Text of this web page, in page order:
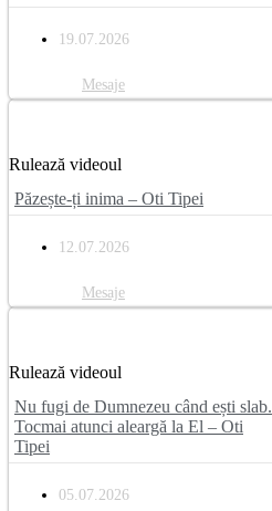
19.07.2026
Mesaje
Rulează videoul
Păzește-ți inima – Oti Tipei
12.07.2026
Mesaje
Rulează videoul
Nu fugi de Dumnezeu când ești slab.
Tocmai atunci aleargă la El – Oti
Tipei
05.07.2026